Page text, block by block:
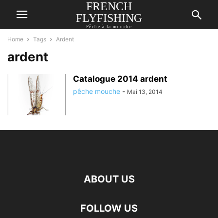
FRENCH
FLYFISHING
Pêche à la mouche
Home Tags Ardent
ardent
Catalogue 2014 ardent
pêche mouche - Mai 13, 2014
ABOUT US
FOLLOW US